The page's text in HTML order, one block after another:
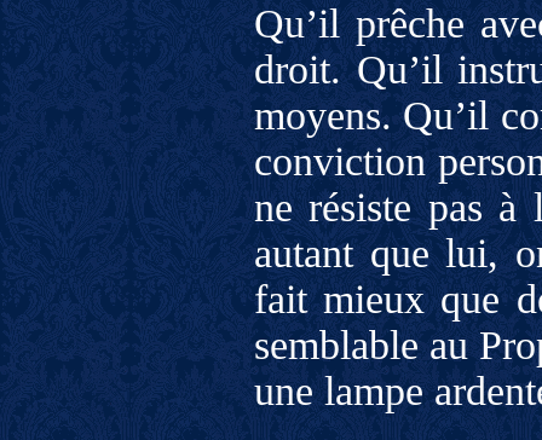
Qu’il prêche
droit. Qu’il
moyens. Qu’il
conviction
ne résiste pas à
autant que lui,
fait mieux que
semblable au
une lampe